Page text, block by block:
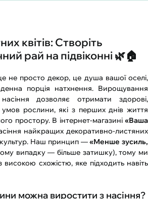
квітів: Створіть
рай на підвіконні 🌿🏠
не просто декор, це душа вашої оселі,
порція натхнення. Вирощування
дозволяє отримати здорові,
рослини, які з перших днів життя
простору. В інтернет-магазині «Ваша
найкращих декоративно-листяних
культур. Наш принцип —«Менше зусиль,
випадку — більше затишку), тому ми
схожістю, яке підходить навіть
можна виростити з насіння?